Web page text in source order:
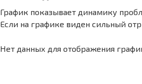
График показывает динамику
Если на графике виден сильный
Нет данных для отображения